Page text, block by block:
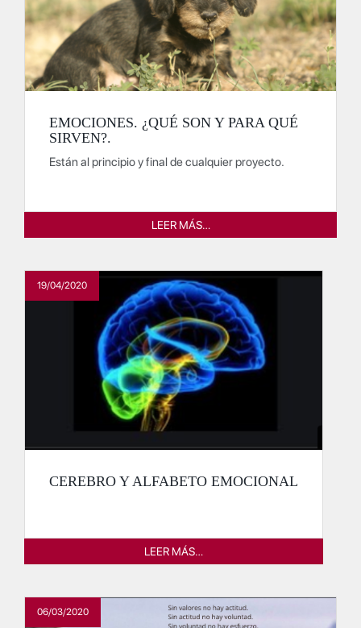
EMOCIONES. ¿QUÉ SON Y PARA QUÉ
SIRVEN?.
Están al principio y final de cualquier proyecto.
LEER MÁS…
19/04/2020
CEREBRO Y ALFABETO EMOCIONAL
LEER MÁS…
06/03/2020